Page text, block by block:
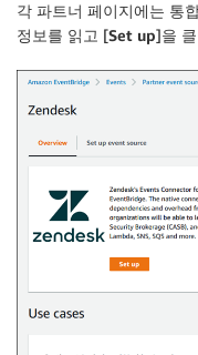
각 파트너 페이지에는 통
정보를 읽고 [Set up]을